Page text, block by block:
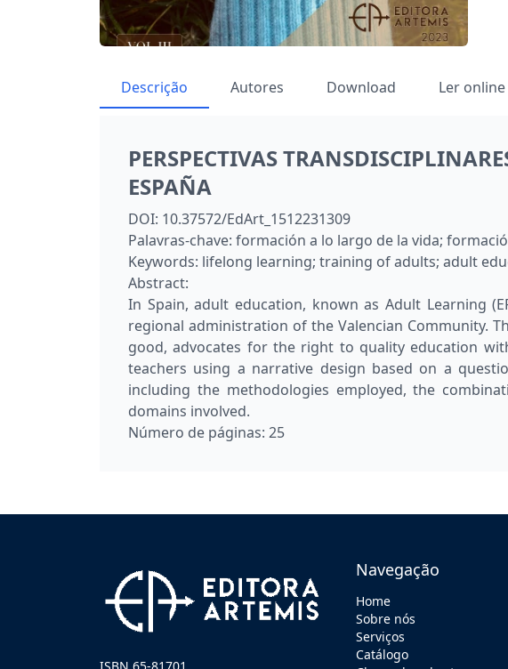
Descrição Autores Download Ler online
PERSPECTIVAS
ESPAÑA
DOI: 10.37572/EdArt_1512231309
Palavras-chave: formación a lo largo de la vida;
Keywords: lifelong learning; training of adults; adult
Abstract:
In Spain, adult education, known as Adult Learning
regional administration of the Valencian Community.
good, advocates for the right to quality education
teachers using a narrative design based on a
including the methodologies employed, the
domains involved.
Número de páginas: 25
Navegação
Home
Sobre nós
Serviços
Catálogo